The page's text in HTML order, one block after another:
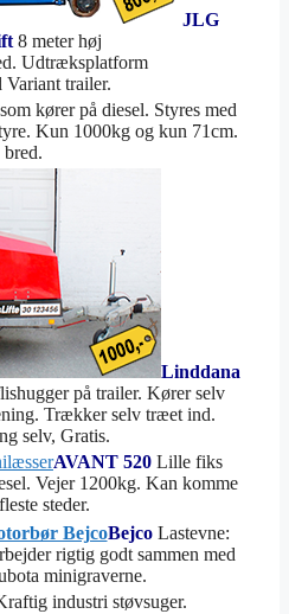
JLG
8 meter høj
Udtræksplatform
Variant trailer.
kører på diesel. Styres med
Kun 1000kg og kun 71cm.
bred.
Linddana
på trailer. Kører selv
Trækker selv træet ind.
selv, Gratis.
AVANT 520 Lille fiks
Vejer 1200kg. Kan komme
steder.
Bejco Lastevne:
rigtig godt sammen med
minigraverne.
industri støvsuger.